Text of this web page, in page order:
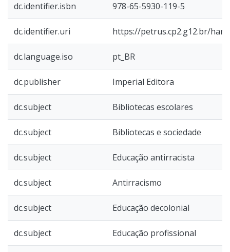
dc.identifier.isbn 978-65-5930-119-5
dc.identifier.uri https://petrus.cp2.g12.br/
dc.language.iso pt_BR
dc.publisher Imperial Editora
dc.subject Bibliotecas escolares
dc.subject Bibliotecas e sociedade
dc.subject Educação antirracista
dc.subject Antirracismo
dc.subject Educação decolonial
dc.subject Educação profissional